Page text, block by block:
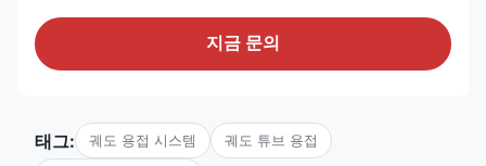
지금 문의
태그: 궤도 용접 시스템 궤도 튜브 용접